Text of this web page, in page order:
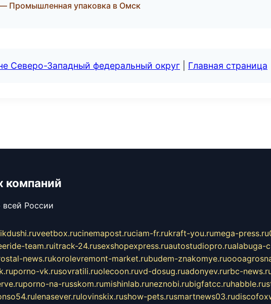
Промышленная упаковка в Омск
Северо-Западный федеральный округ Главная страница
компаний
всей России
veetbox.rucinemapost.ruciam-fr.rukraft-you.rumega-press.ru
team.ruitrack-24.rusexshopexpress.ruautostudiopro.rualabuga-
news.rukorolevremont-market.rubudem-znakomye.ru
porno-vk.rusovratili.ruolecoon.ruvd-dosug.ruadonyev.rurbc-
porno-na-russkom.rumishinlab.runeznobi.rubigfatcc.ruhabble.ru
lenasever.rulovinskix.rushow-pets.rusmartnews03.ru